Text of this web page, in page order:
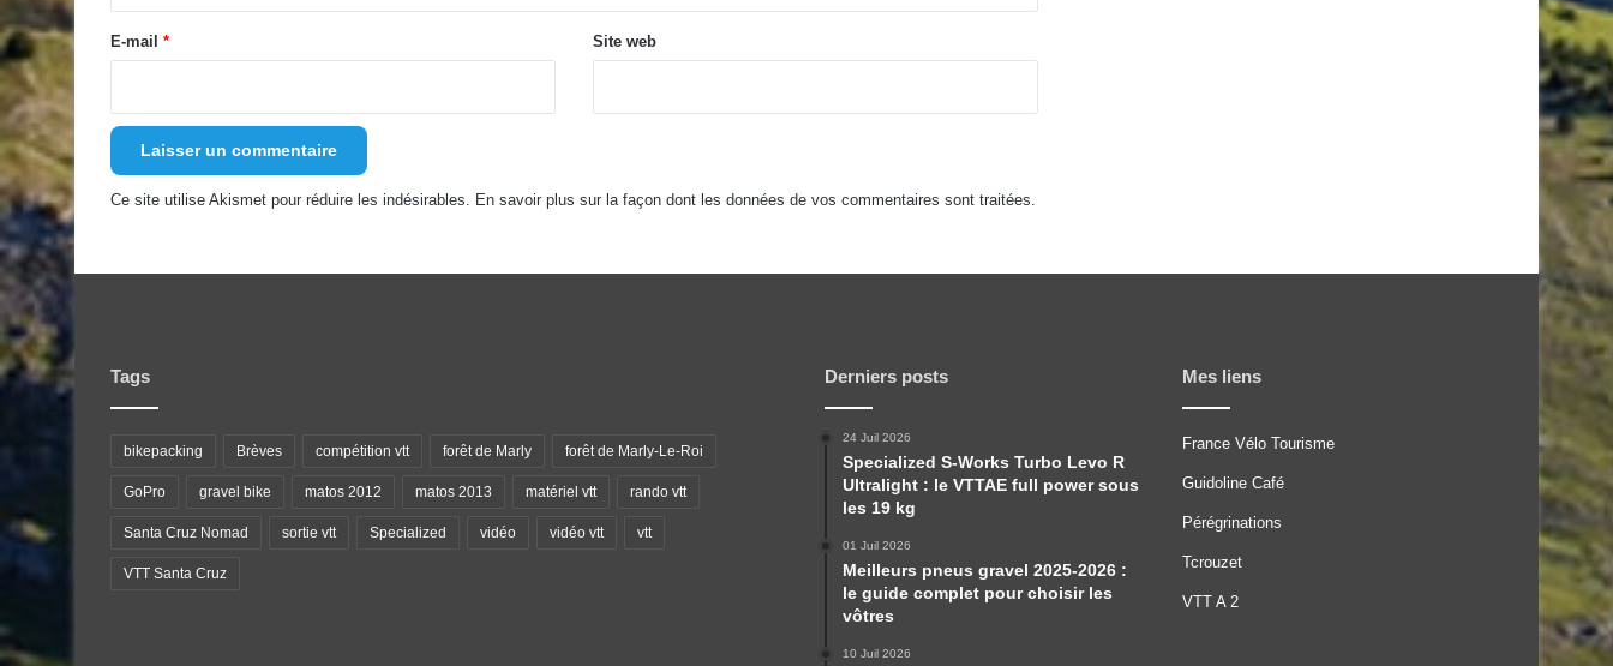
eE-mail * Site web
Ce site utilise Akismet pour réduire les indésirables. En savoir plus sur la façon dont les données de vos commentaires sont traitées.
Tags
bikepacking Brèves compétition vtt forêt de Marly forêt de Marly-Le-Roi
GoPro gravel bike matos 2012 matos 2013 matériel vtt rando vtt
Santa Cruz Nomad sortie vtt Specialized vidéo vidéo vtt vtt
VTT Santa Cruz
Derniers posts
24 Juil 2026
Specialized S-Works Turbo Levo R
Ultralight : le VTTAE full power sous
les 19 kg
01 Juil 2026
Meilleurs pneus gravel 2025-2026 :
le guide complet pour choisir les
vôtres
10 Juil 2026
Mes liens
France Vélo Tourisme
Guidoline Café
Pérégrinations
Tcrouzet
VTT A 2